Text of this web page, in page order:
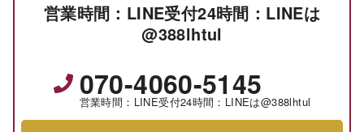
営業時間：LINE受付24時間：LINEは
@388lhtul
070-4060-5145
営業時間：LINE受付24時間：LINEは@388lhtul